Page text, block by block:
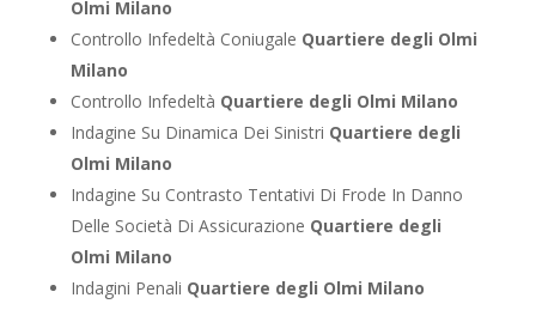
Olmi Milano
Controllo Infedeltà Coniugale Quartiere degli Olmi
Milano
Controllo Infedeltà Quartiere degli Olmi Milano
Indagine Su Dinamica Dei Sinistri Quartiere degli
Olmi Milano
Indagine Su Contrasto Tentativi Di Frode In Danno
Delle Società Di Assicurazione Quartiere degli
Olmi Milano
Indagini Penali Quartiere degli Olmi Milano